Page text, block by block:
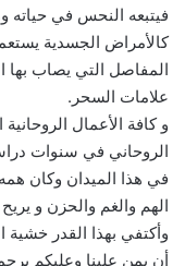
فيتبعه النحس في
كالأمراض الجسدية
المفاصل التي يصاب بها
علامات السحر.
و كافة الأعمال
الروحاني في سنوات
في هذا الميدان وكان
الهم والغم والحزن و
وأكتفي بهذا القدر خشية
أن يمن علينا وعليكم